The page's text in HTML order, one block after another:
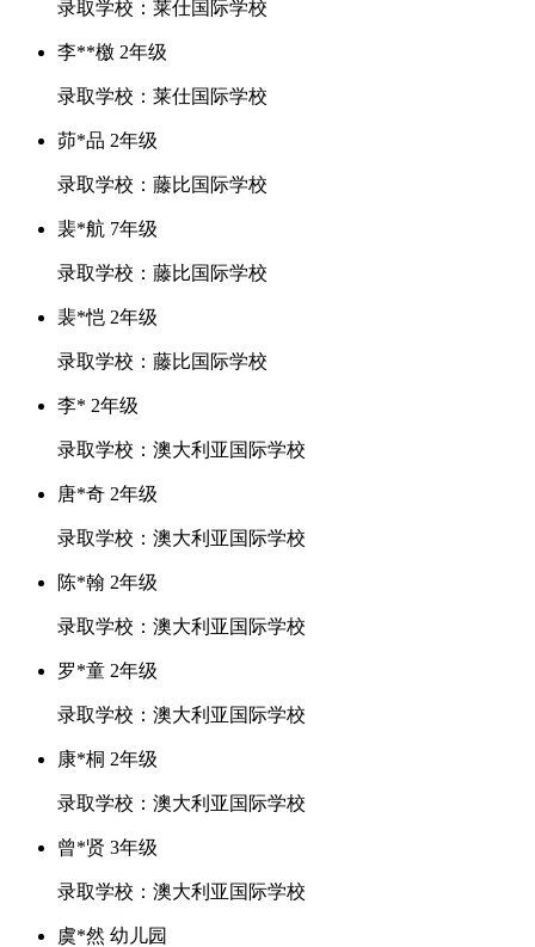
录取学校：莱仕国际学校
李**檄 2年级
录取学校：莱仕国际学校
茆*品 2年级
录取学校：藤比国际学校
裴*航 7年级
录取学校：藤比国际学校
裴*恺 2年级
录取学校：藤比国际学校
李* 2年级
录取学校：澳大利亚国际学校
唐*奇 2年级
录取学校：澳大利亚国际学校
陈*翰 2年级
录取学校：澳大利亚国际学校
罗*童 2年级
录取学校：澳大利亚国际学校
康*桐 2年级
录取学校：澳大利亚国际学校
曾*贤 3年级
录取学校：澳大利亚国际学校
虞*然 幼儿园